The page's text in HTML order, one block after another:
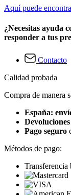
Aquí puede
¿Necesitas ayuda
responder a tus
Contacto
Calidad probada
Compra de manera
España:
Pago seguro
Métodos de pago:
Transferencia